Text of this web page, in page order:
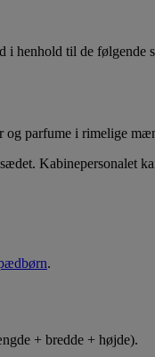
i henhold til de
parfume i rimelige
.
+ bredde + højde).